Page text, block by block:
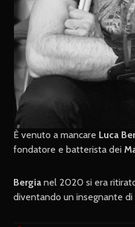
È venuto a mancare Luca
fondatore e batterista dei
Bergia nel 2020 si era
diventando un insegnante